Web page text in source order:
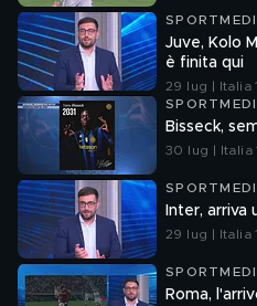
Juve, Kolo
è finita qui
29 lug | Italia 1
Bisseck,
30 lug | Italia
Inter, arriva
29 lug | Italia 1
Roma,